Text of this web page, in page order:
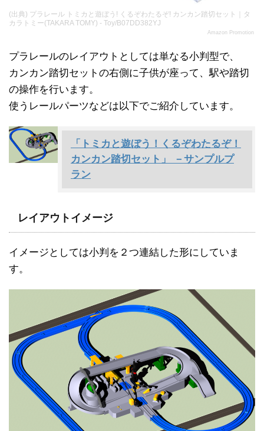
(出典) プラレール トミカと遊ぼう! くるぞわたるぞ! カンカン踏切セット｜タ
カラトミー(TAKARA TOMY) - Toy/B07DD382YJ
Amazon Promotion
プラレールのレイアウトとしては単なる小判型で、
カンカン踏切セットの右側に子供が座って、駅や踏切
の操作を行います。
使うレールパーツなどは以下でご紹介しています。
「トミカと遊ぼう！くるぞわたるぞ！
カンカン踏切セット」 －サンプルプ
ラン
レイアウトイメージ
イメージとしては小判を２つ連結した形にしていま
す。